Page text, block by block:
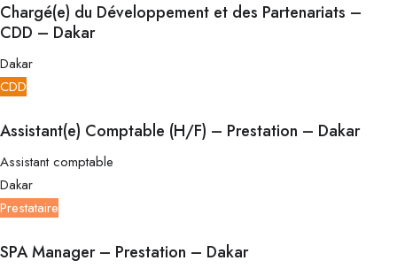
Chargé(e) du Développement et des Partenariats –
CDD – Dakar
Dakar
CDD
Assistant(e) Comptable (H/F) – Prestation – Dakar
Assistant comptable
Dakar
Prestataire
SPA Manager – Prestation – Dakar